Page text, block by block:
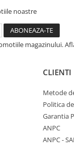
noastre
magazinului.
CLIENTI
Metode
Politica
Garantia
ANPC
ANPC -